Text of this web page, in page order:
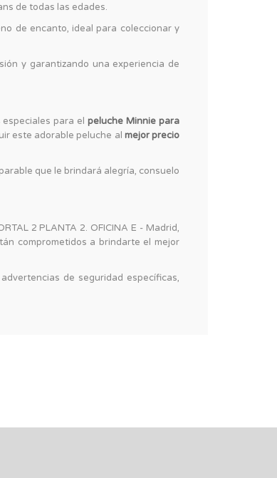
de todas las edades.
de encanto, ideal para coleccionar y
y garantizando una experiencia de
especiales para elpeluche Minnie para
este adorable peluche al mejor precio
que le brindará alegría, consuelo
2 PLANTA 2. OFICINA E - Madrid,
comprometidos a brindarte el mejor
de seguridad específicas,